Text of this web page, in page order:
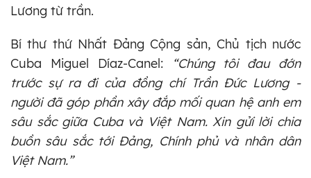
Lương từ trần.
Bí thư thứ Nhất Đảng Cộng sản, Chủ tịch nước
Cuba Miguel Díaz-Canel:
“Chúng tôi đau đớn
trước sự ra đi của đồng chí Trần Đức Lương -
người đã góp phần xây đắp mối quan hệ anh em
sâu sắc giữa Cuba và Việt Nam. Xin gửi lời chia
buồn sâu sắc tới Đảng, Chính phủ và nhân dân
Việt Nam.”